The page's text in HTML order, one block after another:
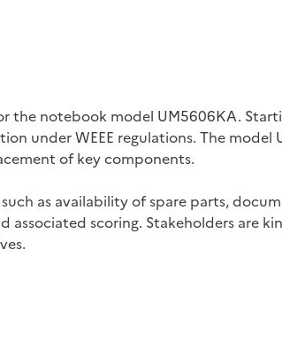
notebook model UM5606KA.
WEEE regulations. The model
of key components.
as availability of spare parts,
scoring. Stakeholders are